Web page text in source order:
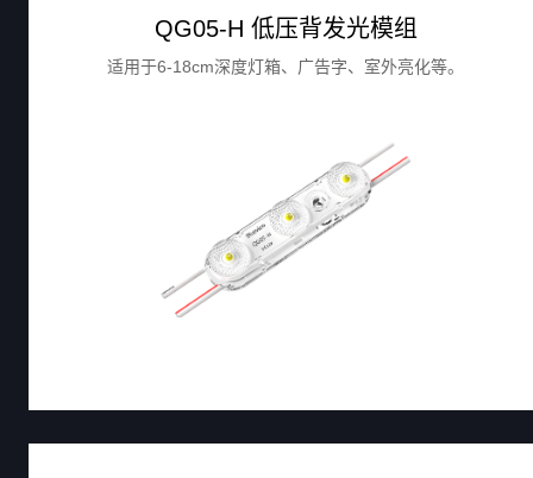
QG05-H 低压背发光模组
适用于6-18cm深度灯箱、广告字、室外亮化等。